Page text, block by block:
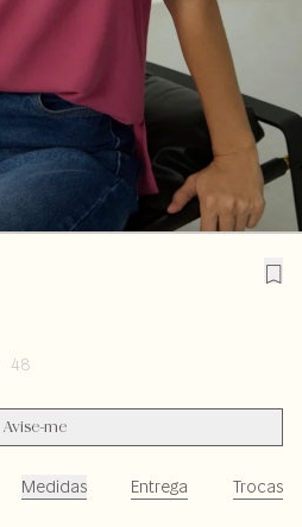
48
Avise-me
Medidas Entrega Trocas